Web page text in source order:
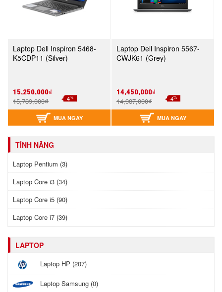
Laptop Dell Inspiron 5468-
K5CDP11 (Silver)
15,250,000₫
15,789,000₫ -4%
MUA NGAY
Laptop Dell Inspiron 5567-
CWJK61 (Grey)
14,450,000₫
14,987,000₫ -4%
MUA NGAY
TÍNH NĂNG
Laptop Pentium (3)
Laptop Core i3 (34)
Laptop Core i5 (90)
Laptop Core i7 (39)
LAPTOP
Laptop HP (207)
Laptop Samsung (0)